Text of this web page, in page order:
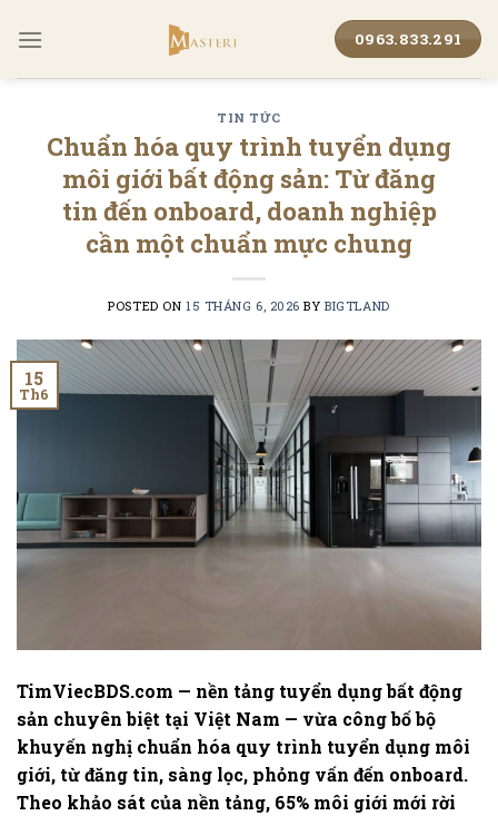
0963.833.291
TIN TỨC
Chuẩn hóa quy trình tuyển dụng
môi giới bất động sản: Từ đăng
tin đến onboard, doanh nghiệp
cần một chuẩn mực chung
POSTED ON 15 THÁNG 6, 2026 BYBIGTLAND
15
Th6
TimViecBDS.com — nền tảng tuyển dụng bất động
sản chuyên biệt tại Việt Nam — vừa công bố bộ
khuyến nghị chuẩn hóa quy trình tuyển dụng môi
giới, từ đăng tin, sàng lọc, phỏng vấn đến onboard.
Theo khảo sát của nền tảng, 65% môi giới mới rời